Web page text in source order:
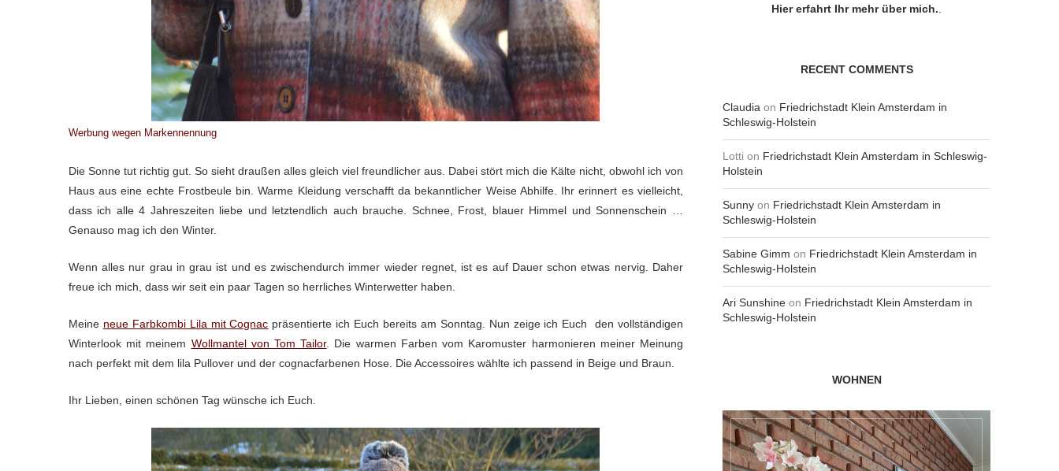
Werbung wegen Markennennung
Die Sonne tut richtig gut. So sieht draußen alles gleich viel freundlicher aus. Dabei stört mich die Kälte nicht, obwohl ich von
Haus aus eine echte Frostbeule bin. Warme Kleidung verschafft da bekanntlicher Weise Abhilfe. Ihr erinnert es vielleicht,
dass ich alle 4 Jahreszeiten liebe und letztendlich auch brauche. Schnee, Frost, blauer Himmel und Sonnenschein …
Genauso mag ich den Winter.
Wenn alles nur grau in grau ist und es zwischendurch immer wieder regnet, ist es auf Dauer schon etwas nervig. Daher
freue ich mich, dass wir seit ein paar Tagen so herrliches Winterwetter haben.
Meine neue Farbkombi Lila mit Cognac präsentierte ich Euch bereits am Sonntag. Nun zeige ich Euch den vollständigen
Winterlook mit meinem Wollmantel von Tom Tailor. Die warmen Farben vom Karomuster harmonieren meiner Meinung
nach perfekt mit dem lila Pullover und der cognacfarbenen Hose. Die Accessoires wählte ich passend in Beige und Braun.
Ihr Lieben, einen schönen Tag wünsche ich Euch.
Hier erfahrt Ihr mehr über mich..
RECENT COMMENTS
Claudia on Friedrichstadt Klein Amsterdam in
Schleswig-Holstein
Lotti on Friedrichstadt Klein Amsterdam in Schleswig-
Holstein
Sunny on Friedrichstadt Klein Amsterdam in
Schleswig-Holstein
Sabine Gimm on Friedrichstadt Klein Amsterdam in
Schleswig-Holstein
Ari Sunshine on Friedrichstadt Klein Amsterdam in
Schleswig-Holstein
WOHNEN